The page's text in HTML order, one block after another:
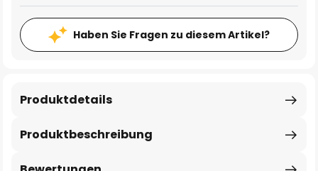
Haben Sie Fragen zu diesem Artikel?
Produktbeschreibung
Produktdetails